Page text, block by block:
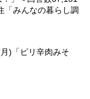
「みんなの暮らし調
)「ピリ辛肉みそ